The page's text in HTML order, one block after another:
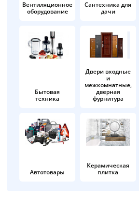
Вентиляционное
оборудование
Сантехника для
дачи
Бытовая
техника
Двери входные
и
межкомнатные,
дверная
фурнитура
Автотовары
Керамическая
плитка
Подробнее
об оплате Плайтом
недели
Остались вопросы?
8 800 302-02-51
plait.ru